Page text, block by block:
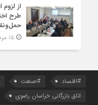
از
طرح
۱۵ مرداد ۱۴۰۵ - ۹:۳۳
#اقتصاد #صنعت
اتاق بازرگانی خراسان رضوی